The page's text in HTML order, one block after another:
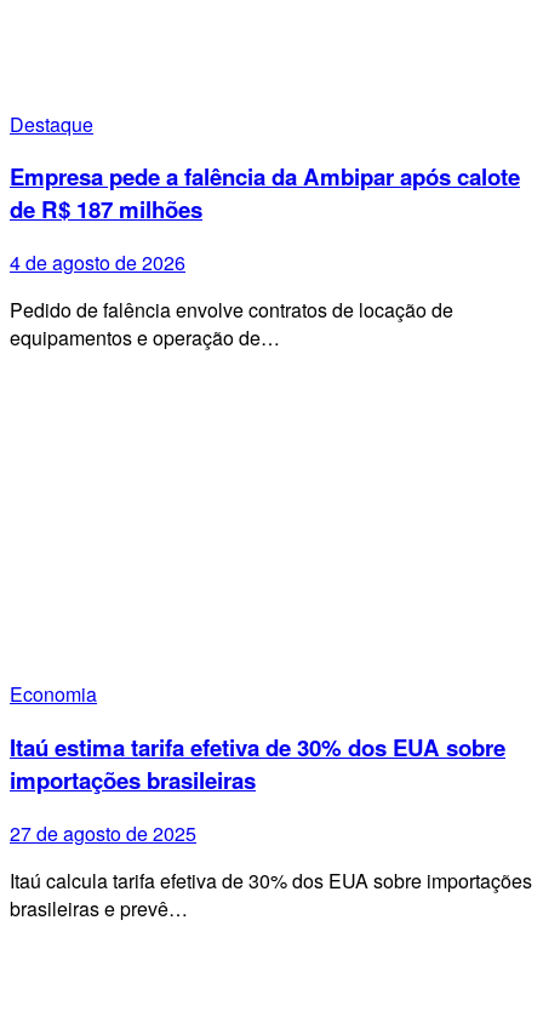
Destaque
Empresa pede a falência da Ambipar após calote
de R$ 187 milhões
4 de agosto de 2026
Pedido de falência envolve contratos de locação de
equipamentos e operação de…
Economia
Itaú estima tarifa efetiva de 30% dos EUA sobre
importações brasileiras
27 de agosto de 2025
Itaú calcula tarifa efetiva de 30% dos EUA sobre importações
brasileiras e prevê…